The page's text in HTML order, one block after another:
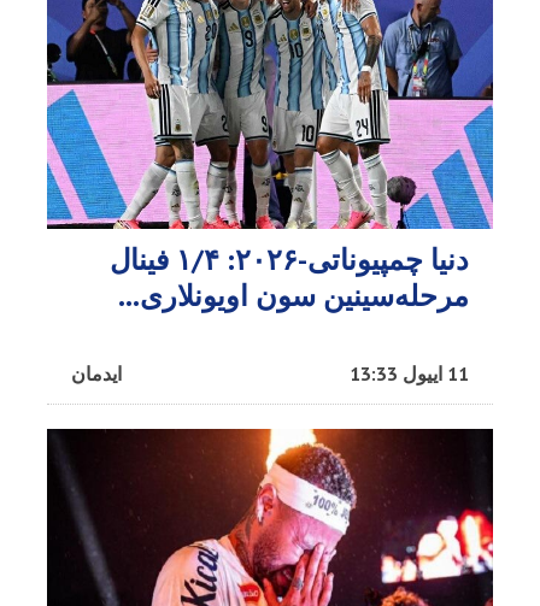
دنیا چمپیوناتی-۲۰۲۶: ۱/۴ فینال
مرحله‌سینین سون اویونلاری...
ایدمان 11 اییول 13:33